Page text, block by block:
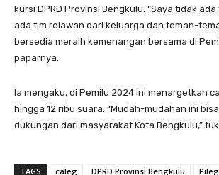
kursi DPRD Provinsi Bengkulu. “Saya tidak
ada tim relawan dari keluarga dan teman-
bersedia meraih kemenangan bersama di
paparnya.
Ia mengaku, di Pemilu 2024 ini menargetkan
hingga 12 ribu suara. “Mudah-mudahan ini
dukungan dari masyarakat Kota Bengkulu,”
TAGS caleg DPRD Provinsi Bengkulu Pileg